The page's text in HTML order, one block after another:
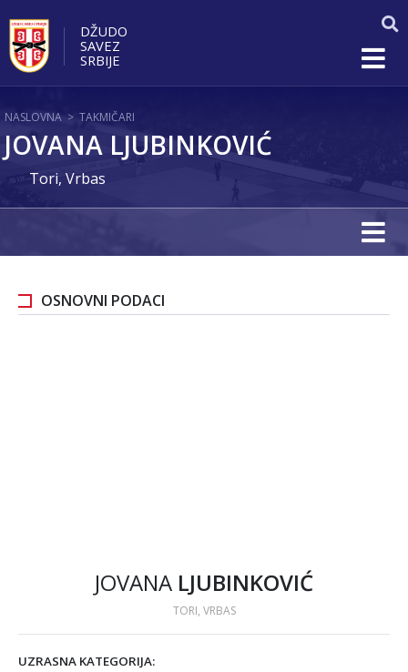
DŽUDO
SAVEZ
SRBIJE
NASLOVNA > TAKMIČARI
JOVANA LJUBINKOVIĆ
Tori, Vrbas
OSNOVNI PODACI
JOVANA LJUBINKOVIĆ
TORI, VRBAS
UZRASNA KATEGORIJA: